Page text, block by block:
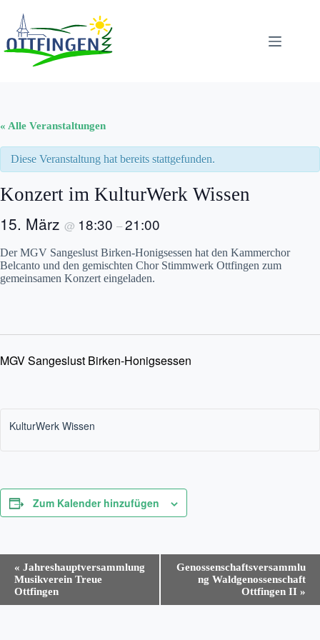
Inhalt
springen
« Alle Veranstaltungen
Diese Veranstaltung hat bereits stattgefunden.
Konzert im KulturWerk Wissen
15. März @ 18:30 –21:00
Der MGV Sangeslust Birken-Honigsessen hat den Kammerchor
Belcanto und den gemischten Chor Stimmwerk Ottfingen zum
gemeinsamen Konzert eingeladen.
MGV Sangeslust Birken-Honigsessen
KulturWerk Wissen
Zum Kalender hinzufügen
« Jahreshauptversammlung
Musikverein Treue
Ottfingen
Genossenschaftsversammlu
ng Waldgenossenschaft
Ottfingen II »